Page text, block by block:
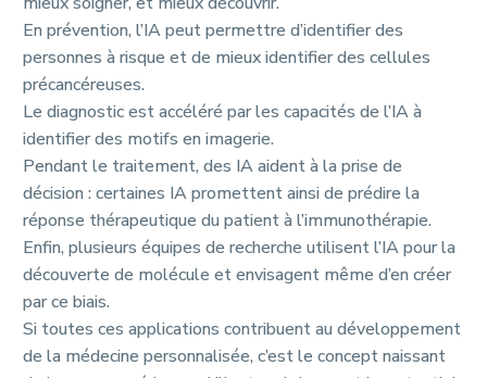
En prévention, l’IA peut permettre d’identifier des
personnes à risque et de mieux identifier des cellules
précancéreuses.
Le diagnostic est accéléré par les capacités de l’IA à
identifier des motifs en imagerie.
Pendant le traitement, des IA aident à la prise de
décision : certaines IA promettent ainsi de prédire la
réponse thérapeutique du patient à l’immunothérapie.
Enfin, plusieurs équipes de recherche utilisent l’IA pour la
découverte de molécule et envisagent même d’en créer
par ce biais.
Si toutes ces applications contribuent au développement
de la médecine personnalisée, c’est le concept naissant